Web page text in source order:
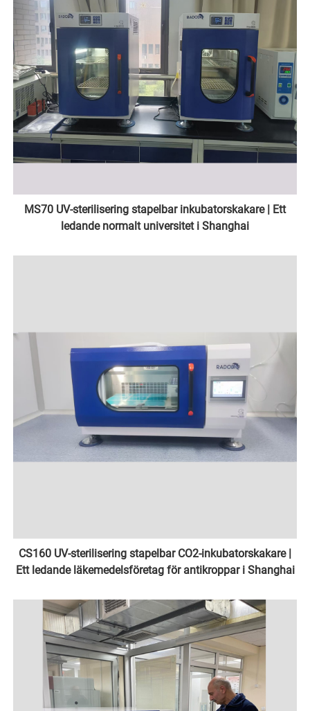
MS70 UV-sterilisering stapelbar inkubatorskakare | Ett
ledande normalt universitet i Shanghai
CS160 UV-sterilisering stapelbar CO2-inkubatorskakare |
Ett ledande läkemedelsföretag för antikroppar i Shanghai